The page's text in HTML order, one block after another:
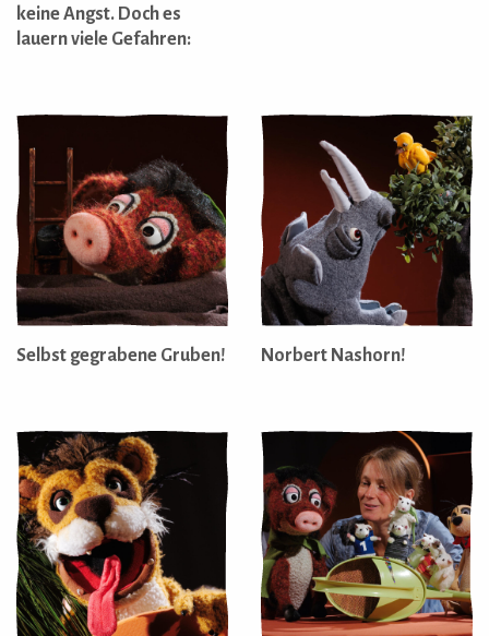
keine Angst. Doch es
lauern viele Gefahren:
Selbst gegrabene Gruben! Norbert Nashorn!